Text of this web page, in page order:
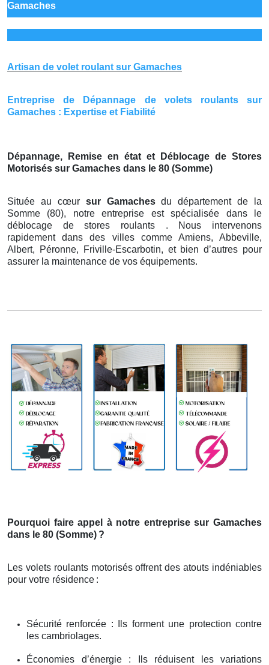
Gamaches
Artisan de volet roulant sur Gamaches
Entreprise de Dépannage de volets roulants sur
Gamaches : Expertise et Fiabilité
Dépannage, Remise en état et Déblocage de Stores
Motorisés sur Gamaches dans le 80 (Somme)
Située au cœur sur Gamachesdu département de la
Somme (80), notre entreprise est spécialisée dans le
déblocage de stores roulants . Nous intervenons
rapidement dans des villes comme Amiens, Abbeville,
Albert, Péronne, Friville-Escarbotin, et bien d’autres pour
assurer la maintenance de vos équipements.
Pourquoi faire appel à notre entreprise sur Gamaches
dans le 80 (Somme) ?
Les volets roulants motorisés offrent des atouts indéniables
pour votre résidence :
Sécurité renforcée : Ils forment une protection contre
les cambriolages.
Économies d’énergie : Ils réduisent les variations